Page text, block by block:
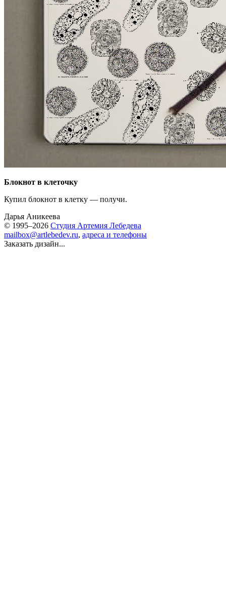
Блокнот в клеточку
Купил блокнот в клетку — получи.
Дарья Аникеева
© 1995–2026 Студия Артемия Лебедева
mailbox@artlebedev.ru, адреса и телефоны
Заказать дизайн...